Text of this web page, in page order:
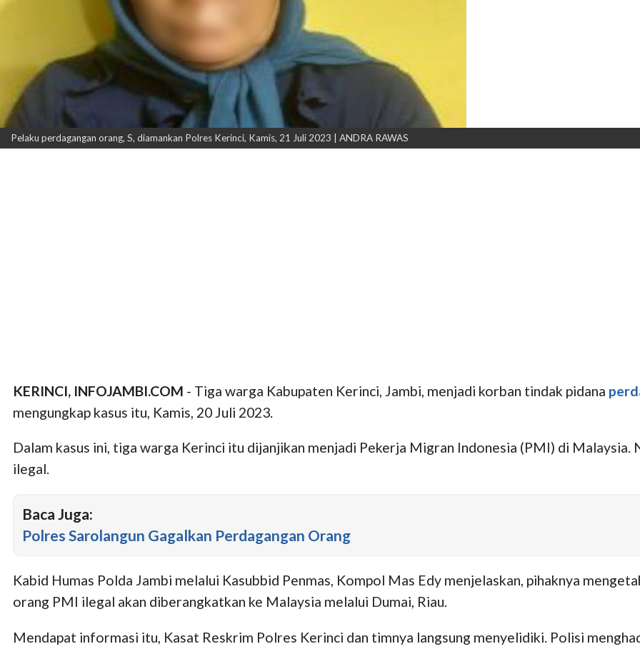
Pelaku perdagangan orang, S, diamankan Polres Kerinci, Kamis, 21 Juli 2023 | ANDRA RAWAS
KERINCI, INFOJAMBI.COM - Tiga warga Kabupaten Kerinci, Jambi, menjadi korban tindak pidana
mengungkap kasus itu, Kamis, 20 Juli 2023.
Dalam kasus ini, tiga warga Kerinci itu dijanjikan menjadi Pekerja Migran Indonesia (PMI) di Malaysia.
ilegal.
Baca Juga:
Polres Sarolangun Gagalkan Perdagangan Orang
Kabid Humas Polda Jambi melalui Kasubbid Penmas, Kompol Mas Edy menjelaskan, pihaknya
orang PMI ilegal akan diberangkatkan ke Malaysia melalui Dumai, Riau.
Mendapat informasi itu, Kasat Reskrim Polres Kerinci dan timnya langsung menyelidiki. Polisi